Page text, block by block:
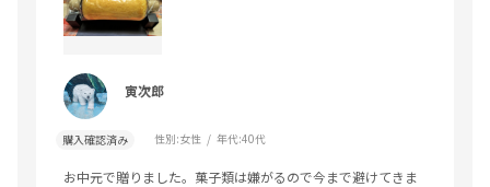
寅次郎
購入確認済み 性別:女性 年代:40代
お中元で贈りました。菓子類は嫌がるので今まで避けてきま